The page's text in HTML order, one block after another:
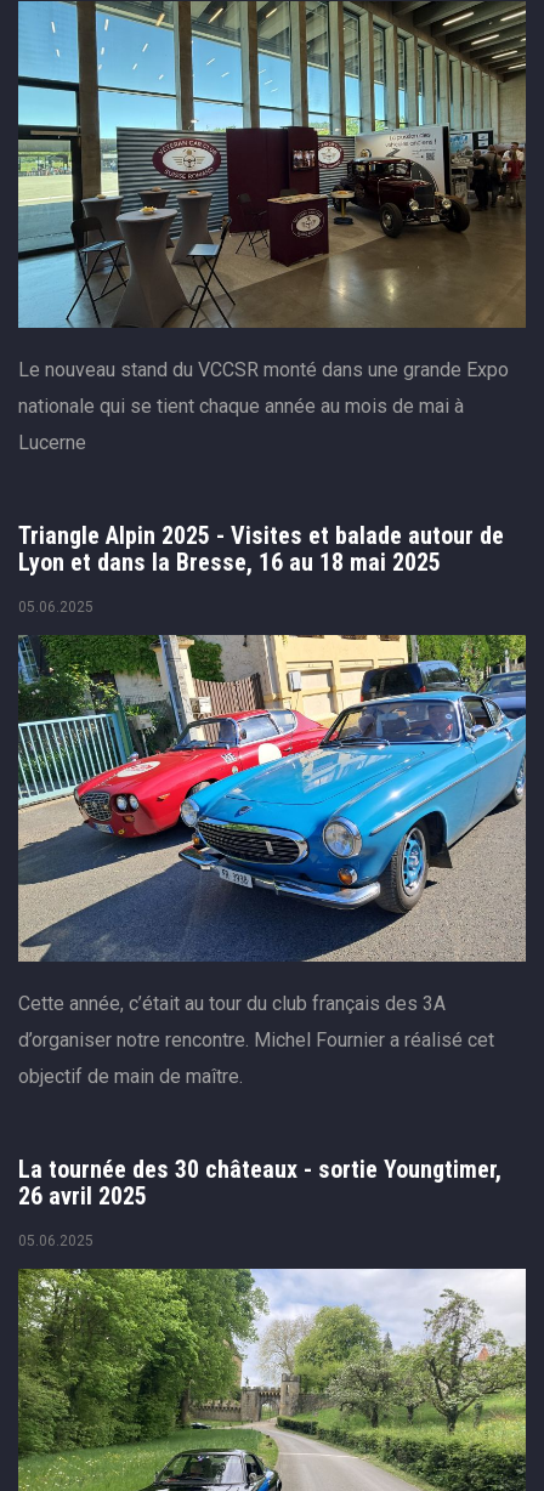
Le nouveau stand du VCCSR monté dans une grande Expo
nationale qui se tient chaque année au mois de mai à
Lucerne
Triangle Alpin 2025 - Visites et balade autour de
Lyon et dans la Bresse, 16 au 18 mai 2025
05.06.2025
Cette année, c’était au tour du club français des 3A
d’organiser notre rencontre. Michel Fournier a réalisé cet
objectif de main de maître.
La tournée des 30 châteaux - sortie Youngtimer,
26 avril 2025
05.06.2025